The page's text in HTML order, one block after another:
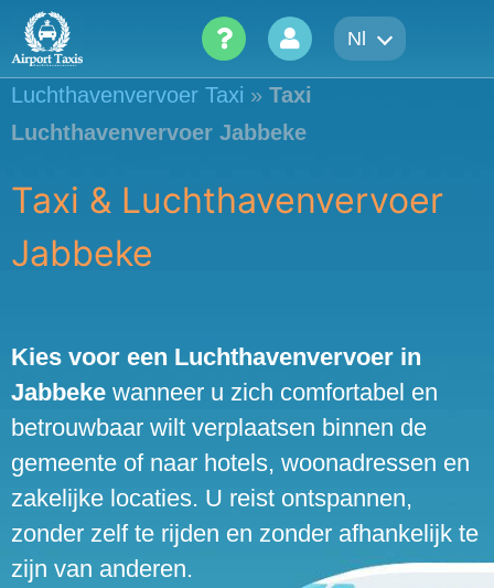
Skip
content
Nl
Luchthavenvervoer Taxi » Taxi
Luchthavenvervoer Jabbeke
Taxi & Luchthavenvervoer
Jabbeke
Kies voor een Luchthavenvervoer in
Jabbeke wanneer u zich comfortabel en
betrouwbaar wilt verplaatsen binnen de
gemeente of naar hotels, woonadressen en
zakelijke locaties. U reist ontspannen,
zonder zelf te rijden en zonder afhankelijk te
zijn van anderen.